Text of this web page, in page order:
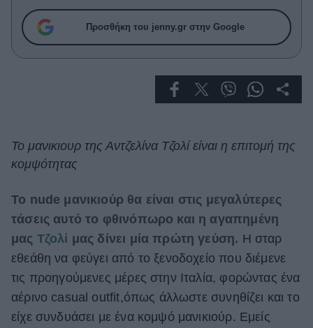
True Stories
Ask the Guru
Success Stories
Deco
Green
Αφιερώματα
ΒΟΞ
Προσθήκη του jenny.gr στην Google
Το μανικιουρ της Αντζελίνα Τζολί είναι η επιτομή της
κομψότητας
Το nude μανικιούρ θα είναι στις μεγαλύτερες
τάσεις αυτό το φθινόπωρο και η αγαπημένη
μας Τζολί μας δίνει μία πρώτη γεύση. Η σταρ
εθεάθη να φεύγει από το ξενοδοχείο που διέμενε
τις προηγούμενες μέρες στην Ιταλία, φορώντας ένα
αέρινο casual outfit,όπως άλλωστε συνηθίζει και το
είχε συνδυάσει με ένα κομψό μανικιούρ. Εμείς